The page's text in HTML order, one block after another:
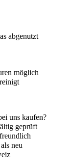
abgenutzt
möglich
uns kaufen?
geprüft
neu